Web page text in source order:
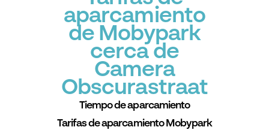
aparcamiento
de Mobypark
cerca de
Camera
Obscurastraat
Tiempo de aparcamiento
Tarifas de aparcamiento Mobypark